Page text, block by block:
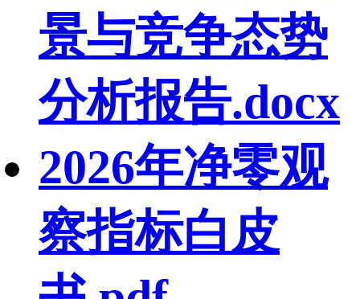
景与竞争态势
分析报告.docx
2026年净零观
察指标白皮